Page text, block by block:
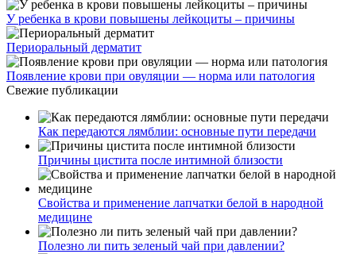
У ребенка в крови повышены лейкоциты – причины
Периоральный дерматит
Появление крови при овуляции — норма или патология
Свежие публикации
Как передаются лямблии: основные пути передачи
Причины цистита после интимной близости
Свойства и применение лапчатки белой в народной
медицине
Полезно ли пить зеленый чай при давлении?